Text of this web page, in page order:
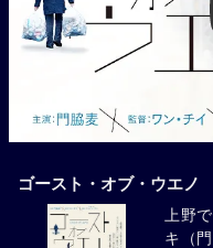
ゴースト・オブ・ウエノ
上野
キ（